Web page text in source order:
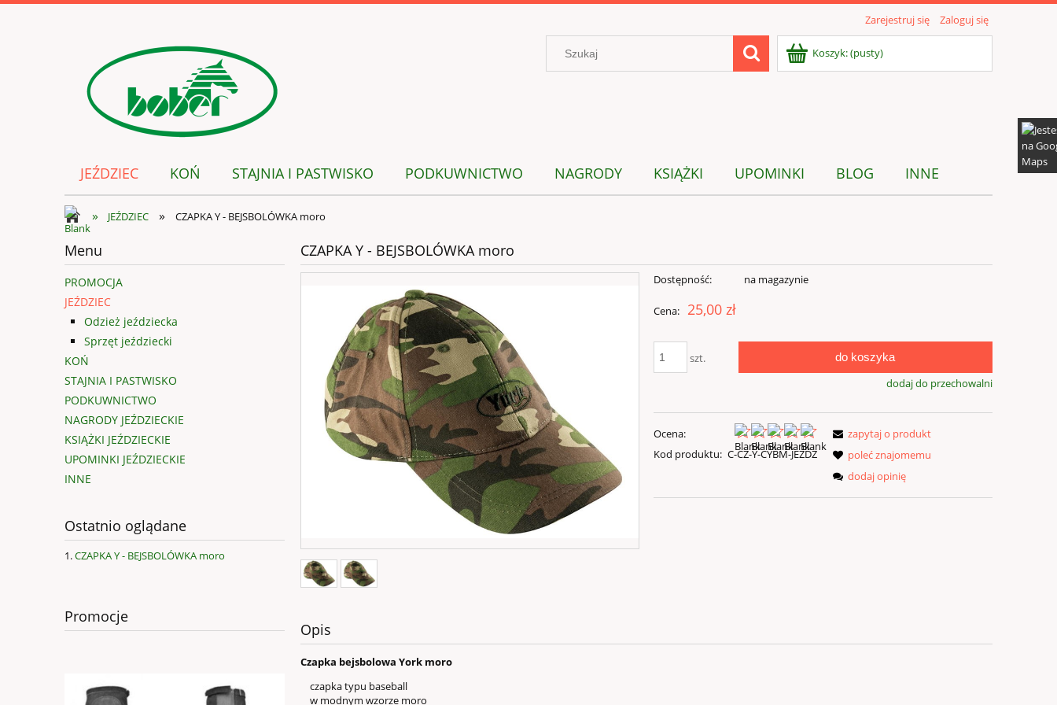
Zarejestruj się Zaloguj się
Koszyk:(pusty)
JEŹDZIEC KOŃ STAJNIA I PASTWISKO PODKUWNICTWO NAGRODY KSIĄŻKI UPOMINKI BLOG INNE
» JEŹDZIEC » CZAPKA Y - BEJSBOLÓWKA moro
Menu
PROMOCJA
JEŹDZIEC
Odzież jeździecka
Sprzęt jeździecki
KOŃ
STAJNIA I PASTWISKO
PODKUWNICTWO
NAGRODY JEŹDZIECKIE
KSIĄŻKI JEŹDZIECKIE
UPOMINKI JEŹDZIECKIE
INNE
Ostatnio oglądane
CZAPKA Y - BEJSBOLÓWKA moro
Promocje
CZAPKA Y - BEJSBOLÓWKA moro
Dostępność: na magazynie
Cena: 25,00 zł
szt. do koszyka
dodaj do przechowalni
Ocena:
Kod produktu: C-CZ-Y-CYBM-JEZDZ
zapytaj o produkt
poleć znajomemu
dodaj opinię
Opis
Czapka bejsbolowa York moro
czapka typu baseball
w modnym wzorze moro